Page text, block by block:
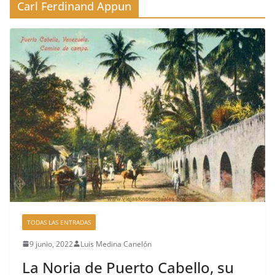
Carl Ferdinand Appun
TODAS LAS ENTRADAS
9 junio, 2022 Luis Medina Canelón
La Noria de Puerto Cabello, su